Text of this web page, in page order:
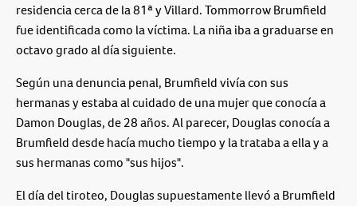
residencia cerca de la 81ª y Villard. Tommorrow Brumfield
fue identificada como la víctima. La niña iba a graduarse en
octavo grado al día siguiente.
Según una denuncia penal, Brumfield vivía con sus
hermanas y estaba al cuidado de una mujer que conocía a
Damon Douglas, de 28 años. Al parecer, Douglas conocía a
Brumfield desde hacía mucho tiempo y la trataba a ella y a
sus hermanas como "sus hijos".
El día del tiroteo, Douglas supuestamente llevó a Brumfield